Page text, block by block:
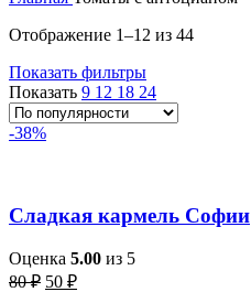
Отображение 1–12 из 44
Показать фильтры
Показать 9 12 18 24
-38%
Сладкая кармель Софии
Оценка 5.00 из 5
80₽ Первоначальная
50 ₽Текущая